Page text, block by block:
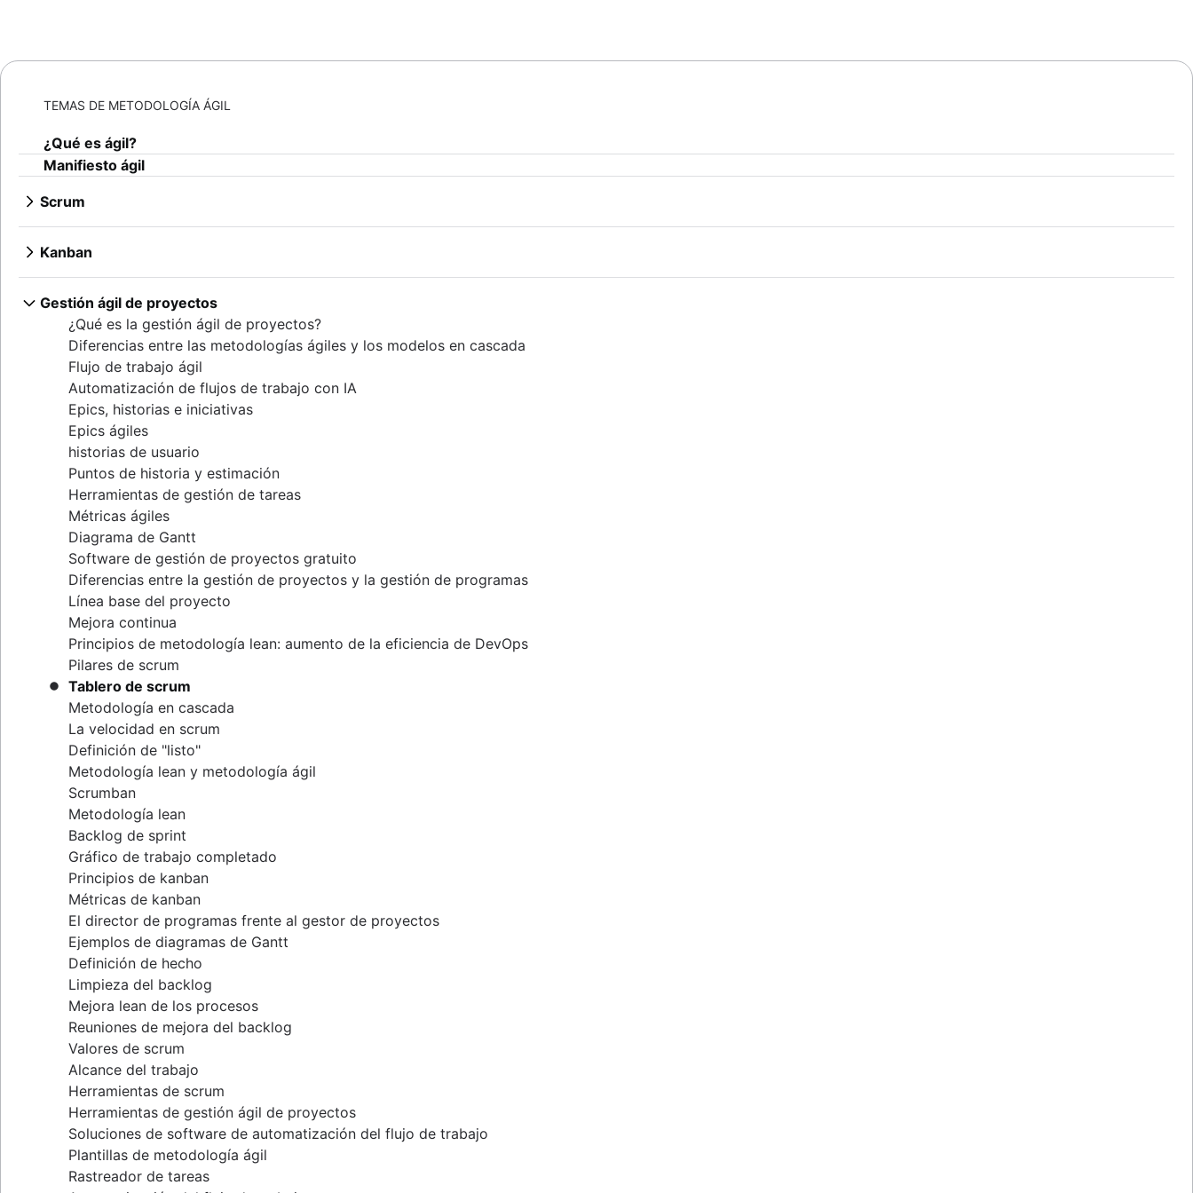
TEMAS DE METODOLOGÍA ÁGIL
¿Qué es ágil?
Manifiesto ágil
Scrum
¿Qué es scrum?
Sprints
Backlogs de producto
Revisiones de sprints
Reuniones rápidas
Experto en scrum
Retrospectivas de metodología ágil
Scrum distribuido
Funciones de scrum
Scrum de scrums
Artefactos del scrum ágil
Métricas de scrum
Scrum en Jira y Confluence
Metodología ágil frente a scrum
Mejora del backlog
Comparación del experto en scrum y del gestor de proyectos
Kanban
¿Qué es kanban?
Tableros de kanban
Límites del trabajo en curso
Kanban frente a scrum
Kanplan
Tarjetas kanban
Gestión ágil de proyectos
¿Qué es la gestión ágil de proyectos?
Diferencias entre las metodologías ágiles y los modelos en cascada
Flujo de trabajo ágil
Automatización de flujos de trabajo con IA
Epics, historias e iniciativas
Epics ágiles
historias de usuario
Puntos de historia y estimación
Herramientas de gestión de tareas
Métricas ágiles
Diagrama de Gantt
Software de gestión de proyectos gratuito
Diferencias entre la gestión de proyectos y la gestión de programas
Línea base del proyecto
Mejora continua
Principios de metodología lean: aumento de la eficiencia de DevOps
Pilares de scrum
Tablero de scrum
Metodología en cascada
La velocidad en scrum
Definición de "listo"
Metodología lean y metodología ágil
Scrumban
Metodología lean
Backlog de sprint
Gráfico de trabajo completado
Principios de kanban
Métricas de kanban
El director de programas frente al gestor de proyectos
Ejemplos de diagramas de Gantt
Definición de hecho
Limpieza del backlog
Mejora lean de los procesos
Reuniones de mejora del backlog
Valores de scrum
Alcance del trabajo
Herramientas de scrum
Herramientas de gestión ágil de proyectos
Soluciones de software de automatización del flujo de trabajo
Plantillas de metodología ágil
Rastreador de tareas